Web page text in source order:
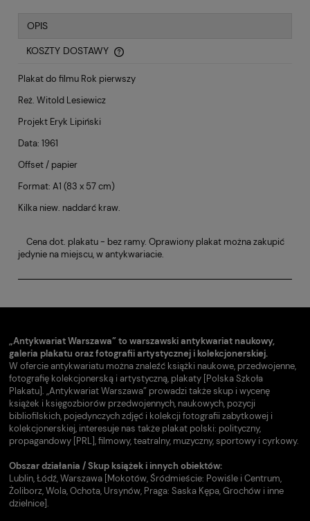
OPIS
KOSZTY DOSTAWY
CENA NIE ZAWIERA EWENTUALNYCH KOSZTÓW PŁATNOŚCI
Plakat do filmu Rok pierwszy
Reż. Witold Lesiewicz
Projekt Eryk Lipiński
Data: 1961
Offset / papier
Format: A1 (83 x 57 cm)
Kilka niew. naddarć kraw.
Cena dot. plakatu - bez ramy. Oprawiony plakat można zakupić
jedynie na miejscu, w antykwariacie.
„Antykwariat Warszawa” to warszawski antykwariat naukowy,
galeria plakatu oraz fotografii artystycznej i kolekcjonerskiej.
W ofercie antykwariatu można znaleźć książki naukowe, przedwojenne,
fotografię kolekcjonerską i artystyczną, plakaty [Polska Szkoła
Plakatu]. „Antykwariat Warszawa” prowadzi także skup i wycenę
książek i księgozbiorów przedwojennych, naukowych, pozycji
bibliofilskich, pojedynczych zdjęć i kolekcji fotografii zabytkowej i
kolekcjonerskiej, interesuje nas także plakat polski: polityczny,
propagandowy [PRL], filmowy, teatralny, muzyczny, sportowy i cyrkowy.
Obszar działania / Skup książek i innych obiektów:
Lublin, Łódź, Warszawa [Mokotów, Śródmieście: Powiśle i Centrum,
Żoliborz, Wola, Ochota, Ursynów, Praga: Saska Kępa, Grochów i inne
dzielnice].